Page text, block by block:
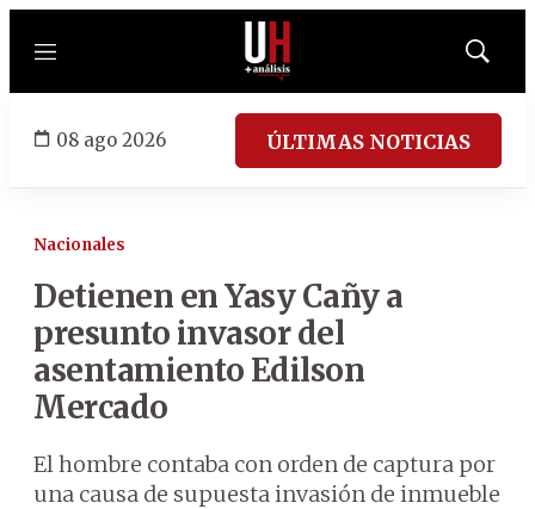
Menú
Mostrar
08 ago 2026 ÚLTIMAS NOTICIAS
Nacionales
Detienen en Yasy Cañy a
presunto invasor del
asentamiento Edilson
Mercado
El hombre contaba con orden de captura por
una causa de supuesta invasión de inmueble